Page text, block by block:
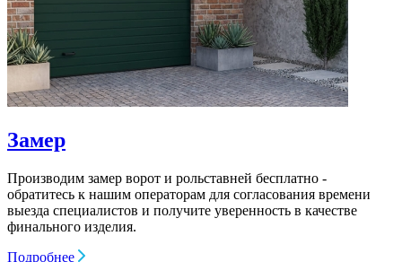
Замер
Производим замер ворот и рольставней бесплатно -
обратитесь к нашим операторам для согласования времени
выезда специалистов и получите уверенность в качестве
финального изделия.
Подробнее